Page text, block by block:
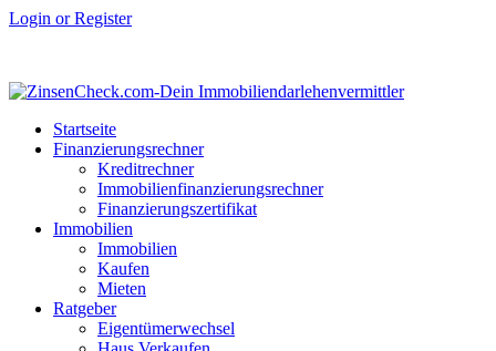
Login or Register
Startseite
Finanzierungsrechner
Kreditrechner
Immobilienfinanzierungsrechner
Finanzierungszertifikat
Immobilien
Immobilien
Kaufen
Mieten
Ratgeber
Eigentümerwechsel